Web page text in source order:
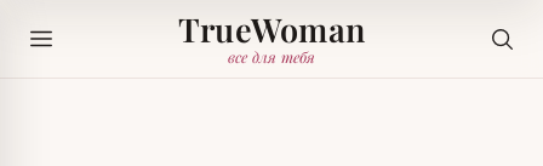
TrueWoman
все для тебя